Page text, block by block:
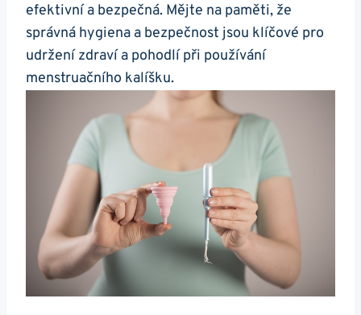
efektivní a bezpečná. Mějte na paměti, že
správná hygiena a bezpečnost jsou klíčové pro
udržení zdraví a pohodlí při používání
menstruačního kalíšku.